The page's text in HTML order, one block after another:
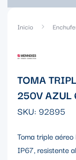
Inicio
TOMA
250V AZUL
SKU: 92895
Toma triple
IP67, resistente